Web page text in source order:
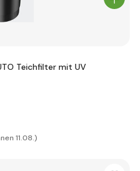
Teichfilter mit UV
11.08.)